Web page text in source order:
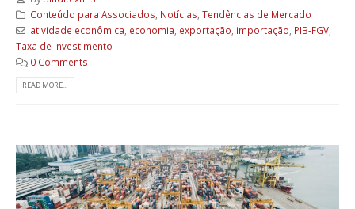
Conteúdo para Associados Notícias Tendências de Mercado
atividade econômica economia exportação importação PIB-FGV,
Taxa de investimento
0 Comments
READ MORE...